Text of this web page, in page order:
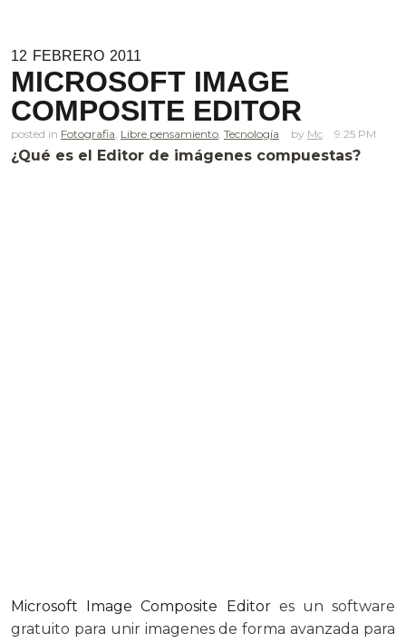
12 FEBRERO 2011
MICROSOFT IMAGE
COMPOSITE EDITOR
posted in Fotografia Libre pensamiento Tecnología Mc 9.25 PM
¿Qué es el Editor de imágenes compuestas?
Microsoft Image Composite Editores un software
gratuito para unir imagenes de forma avanzada para